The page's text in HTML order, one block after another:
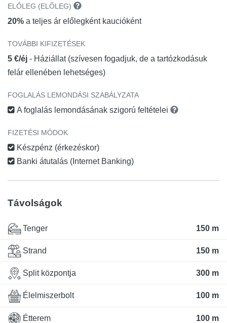
ELŐLEG (ELŐLEG)
20% a teljes ár előlegként kaucióként
TOVÁBBI KIFIZETÉSEK
5 €/éj - Háziállat (szívesen fogadjuk, de a tartózkodásuk
felár ellenében lehetséges)
FOGLALÁS LEMONDÁSI SZABÁLYZATA
A foglalás lemondásának szigorú feltételei
FIZETÉSI MÓDOK
Készpénz (érkezéskor)
Banki átutalás (Internet Banking)
Távolságok
Tenger 150 m
Strand 150 m
Split központja 300 m
Élelmiszerbolt 100 m
Étterem 100 m